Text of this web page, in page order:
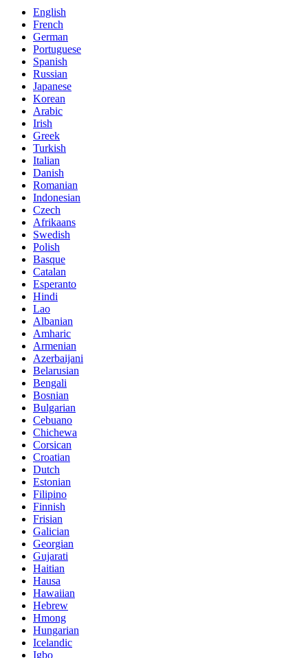
English
French
German
Portuguese
Spanish
Russian
Japanese
Korean
Arabic
Irish
Greek
Turkish
Italian
Danish
Romanian
Indonesian
Czech
Afrikaans
Swedish
Polish
Basque
Catalan
Esperanto
Hindi
Lao
Albanian
Amharic
Armenian
Azerbaijani
Belarusian
Bengali
Bosnian
Bulgarian
Cebuano
Chichewa
Corsican
Croatian
Dutch
Estonian
Filipino
Finnish
Frisian
Galician
Georgian
Gujarati
Haitian
Hausa
Hawaiian
Hebrew
Hmong
Hungarian
Icelandic
Igbo